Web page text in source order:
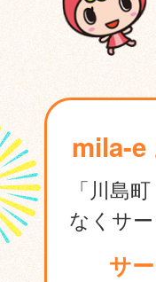
mila-e
「川島
なくサ
サ